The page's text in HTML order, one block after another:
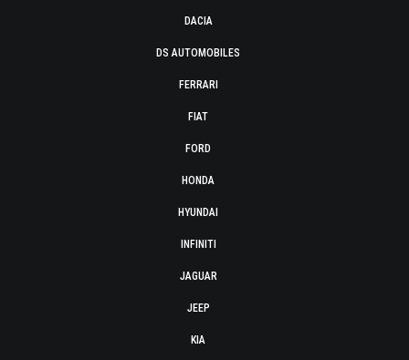
DACIA
DS AUTOMOBILES
FERRARI
FIAT
FORD
HONDA
HYUNDAI
INFINITI
JAGUAR
JEEP
KIA